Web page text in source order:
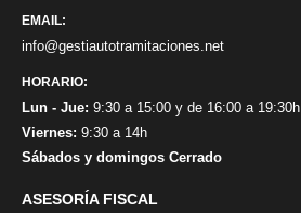
EMAIL:
info@gestiautotramitaciones.net
HORARIO:
Lun - Jue: 9:30 a 15:00 y de 16:00 a 19:30h
Viernes: 9:30 a 14h
Sábados y domingos Cerrado
ASESORÍA FISCAL